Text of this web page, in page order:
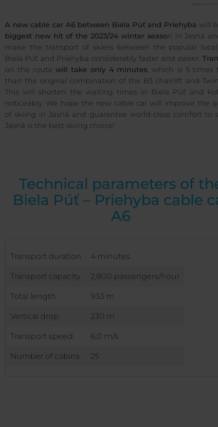
A new cable car A6 between Biela Púť and Priehyba will
biggest new hit of the 2023/24 winter season in Jasná
make the transport of skiers between the popular
Biela Púť and Priehyba considerably faster and easier.
on the routewill take only 4 minutes, which is 5 times
than the original combination of the B3 chairlift and
This will shorten the waiting times in Biela Púť and
noticeably. We hope the new cable car will improve the
of skiing in Jasná and guarantee world-class comfort to
Jasná is the best skiing choice!
Technical parameters of
Biela Púť – Priehyba cable
A6
Transport duration 4 minutes
Transport capacity 2,800 passengers/hour
Total length 933 m
Vertical drop 230 m
Transport speed 6,0 m/s
Number of cabins 25